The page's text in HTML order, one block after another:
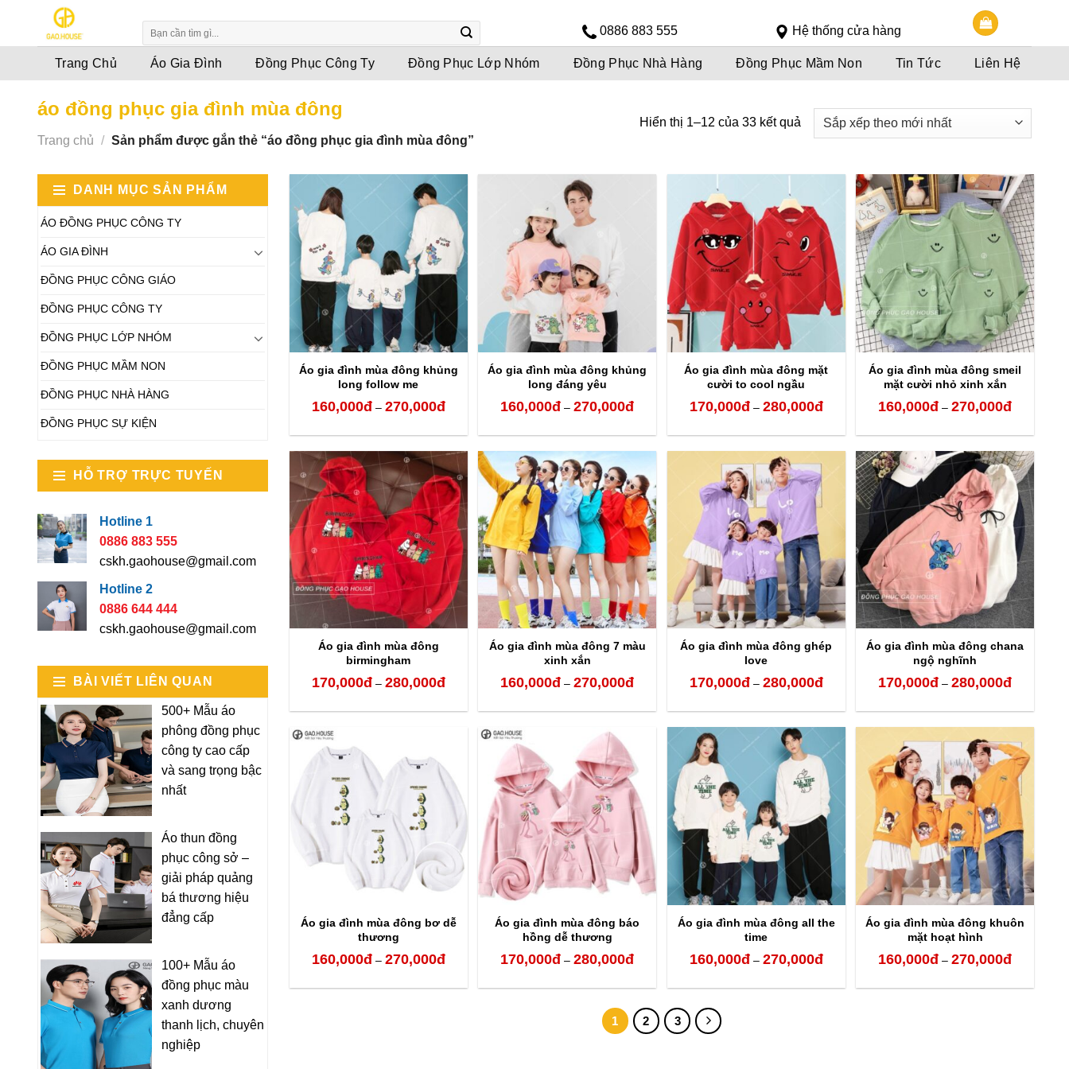
content
0886 883 555 Hệ thống cửa hàng
Trang Chủ Áo Gia Đình Đồng Phục Công Ty Đồng Phục Lớp Nhóm Đồng Phục Nhà Hàng Đồng Phục Mầm Non Tin Tức Liên Hệ
áo đồng phục gia đình mùa đông
Trang chủ / Sản phẩm được gắn thẻ “áo đồng phục gia đình mùa đông”
Hiển thị 1–12 của 33 kết quả
DANH MỤC SẢN PHẨM
ÁO ĐỒNG PHỤC CÔNG TY
ÁO GIA ĐÌNH
ĐỒNG PHỤC CÔNG GIÁO
ĐỒNG PHỤC CÔNG TY
ĐỒNG PHỤC LỚP NHÓM
ĐỒNG PHỤC MẦM NON
ĐỒNG PHỤC NHÀ HÀNG
ĐỒNG PHỤC SỰ KIỆN
HỖ TRỢ TRỰC TUYẾN
Hotline 1
0886 883 555
cskh.gaohouse@gmail.com
Hotline 2
0886 644 444
cskh.gaohouse@gmail.com
BÀI VIẾT LIÊN QUAN
500+ Mẫu áo
phông đồng phục
công ty cao cấp
và sang trọng bậc
nhất
Áo thun đồng
phục công sở –
giải pháp quảng
bá thương hiệu
đẳng cấp
100+ Mẫu áo
đồng phục màu
xanh dương
thanh lịch, chuyên
nghiệp
Áo gia đình mùa đông khủng
long follow me
160,000đ – 270,000đKhoảng
từ
160,000đ
đến
270,000đ
Áo gia đình mùa đông khủng
long đáng yêu
160,000đ – 270,000đKhoảng
từ
160,000đ
đến
270,000đ
Áo gia đình mùa đông mặt
cười to cool ngầu
170,000đ – 280,000đKhoảng
từ
170,000đ
Áo gia đình mùa đông smeil
mặt cười nhỏ xinh xắn
160,000đ – 270,000đKhoảng
từ
160,000đ
đến
270,000đ
Áo gia đình mùa đông
birmingham
170,000đ – 280,000đKhoảng
đến
280,000đ
Áo gia đình mùa đông 7 màu
xinh xắn
160,000đ – 270,000đKhoảng
đến
270,000đ
Áo gia đình mùa đông ghép
love
170,000đ – 280,000đKhoảng
từ
170,000đ
đến
280,000đ
Áo gia đình mùa đông chana
ngộ nghĩnh
170,000đ – 280,000đKhoảng
từ
170,000đ
đến
280,000đ
Áo gia đình mùa đông bơ dễ
thương
160,000đ – 270,000đKhoảng
Áo gia đình mùa đông báo
hồng dễ thương
170,000đ – 280,000đKhoảng
từ
170,000đ
Áo gia đình mùa đông all the
time
160,000đ – 270,000đKhoảng
Áo gia đình mùa đông khuôn
mặt hoạt hình
160,000đ – 270,000đKhoảng
1 2 3